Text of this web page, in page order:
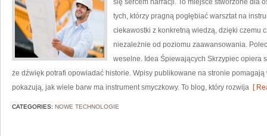
się sercem narracji. To miejsce stworzone dla
tych, którzy pragną pogłębiać warsztat na
ciekawostki z konkretną wiedzą, dzięki czemu
niezależnie od poziomu zaawansowania.
weselne. Idea Śpiewających Skrzypiec opiera
że dźwięk potrafi opowiadać historie. Wpisy publikowane na stronie
pokazują, jak wiele barw ma instrument smyczkowy. To blog, który rozwija [
CATEGORIES: NOWE TECHNOLOGIE